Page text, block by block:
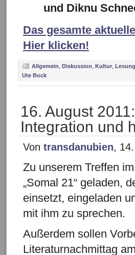
und Diknu
Das gesamte
Hier klicken!
Allgemein Diskussion Kultur Lesung
Ute Bock
16. August
Integration und
Von transdanubien,
Zu unserem Treffen
„Somal 21“ geladen,
einsetzt, eingeladen
mit ihm zu sprechen.
Außerdem sollen
Literaturnachmittag